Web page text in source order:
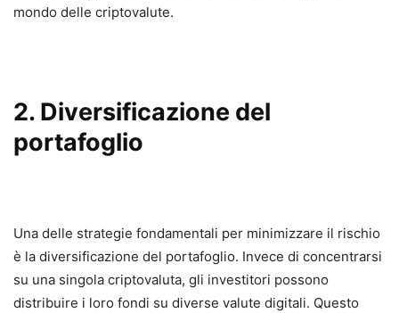
mondo delle criptovalute.
2. Diversificazione del
portafoglio
Una delle strategie fondamentali per minimizzare il rischio
è la diversificazione del portafoglio. Invece di concentrarsi
su una singola criptovaluta, gli investitori possono
distribuire i loro fondi su diverse valute digitali. Questo